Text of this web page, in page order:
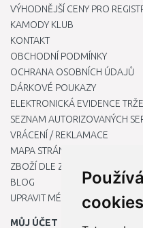
cookies
VÝHODNĚJŠÍ CENY PRO
KAMODY KLUB
KONTAKT
OBCHODNÍ PODMÍNKY
OCHRANA OSOBNÍCH ÚDAJŮ
DÁRKOVÉ POUKAZY
ELEKTRONICKÁ EVIDENCE
SEZNAM AUTORIZOVANÝCH
VRÁCENÍ / REKLAMACE
MAPA STRÁNKY
ZBOŽÍ DLE ZNAČEK
BLOG
UPRAVIT MÉ PŘEDVOLBY
MŮJ ÚČET